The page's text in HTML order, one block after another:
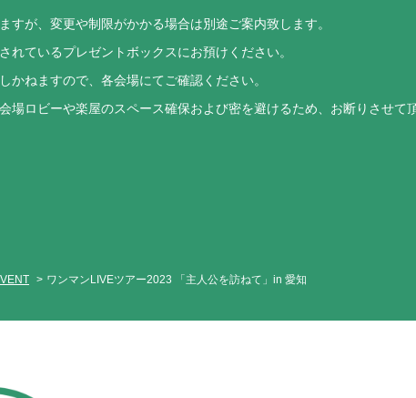
が、変更や制限がかかる場合は別途ご案内致します。
ているプレゼントボックスにお預けください。
かねますので、各会場にてご確認ください。
ロビーや楽屋のスペース確保および密を避けるため、お断りさせて頂
ワンマンLIVEツアー2023 「主人公を訪ねて」in 愛知